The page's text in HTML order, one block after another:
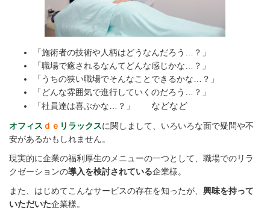
「施術者の技術や人柄はどうなんだろう…？」
「職場で癒されるなんてどんな感じかな…？」
「うちの狭い職場でそんなことできるかな…？」
「どんな雰囲気で進行していくのだろう…？」
「社員達は喜ぶかな…？」 などなど
オフィス ｄｅ リラックスに関しまして、いろいろな面で疑問や不
安があるかもしれません。
現実的に企業の福利厚生のメニューの一つとして、職場でのリラ
クゼーションの導入を検討されている企業様。
また、はじめてこんなサービスの存在を知ったが、 興味を持って
いただいた企業様。